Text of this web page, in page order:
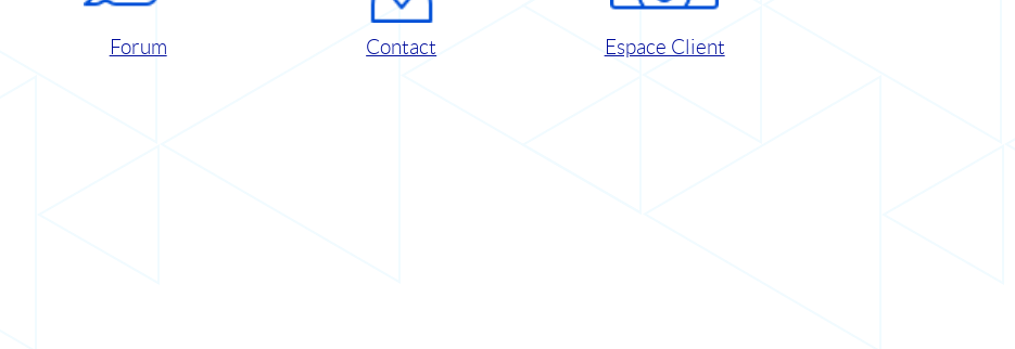
Forum Contact Espace Client